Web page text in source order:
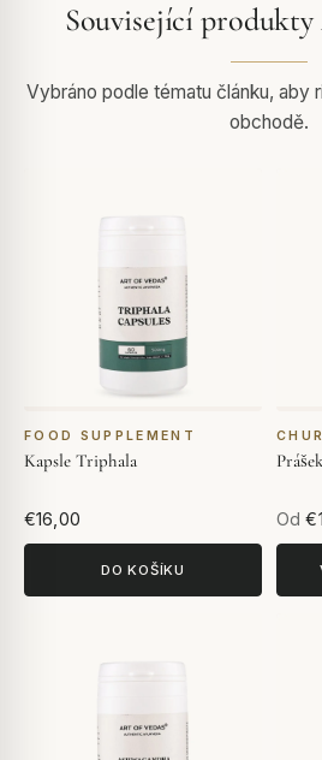
Související produkty
Vybráno podle tématu článku, aby
obchodě.
FOOD SUPPLEMENT
Kapsle Triphala
€16,00
DO KOŠÍKU
Od